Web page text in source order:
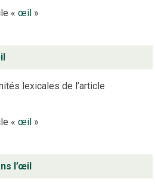
«œil »
lexicales de l’article
«œil »
l’œil